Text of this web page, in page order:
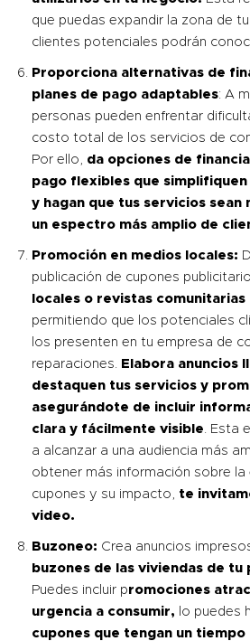
que puedas expandir la zona de
clientes potenciales podrán
Proporciona alternativas de
planes de pago adaptables: A
personas pueden enfrentar
costo total de los servicios de
Por ello, da opciones de
pago flexibles que
y hagan que tus servicios sean
un espectro más amplio de
Promoción en medios locales:
publicación de cupones
locales o revistas comunitarias
permitiendo que los potenciales
los presenten en tu empresa de
reparaciones.
Elabora anuncios
destaquen tus servicios y
asegurándote de incluir
clara y fácilmente visible . Esta
a alcanzar a una audiencia más
obtener más información sobre
cupones y su impacto, te
video.
Buzoneo: Crea anuncios
buzones de las viviendas de
Puedes incluir promociones
urgencia a consumir, lo puedes
cupones que tengan un tiempo